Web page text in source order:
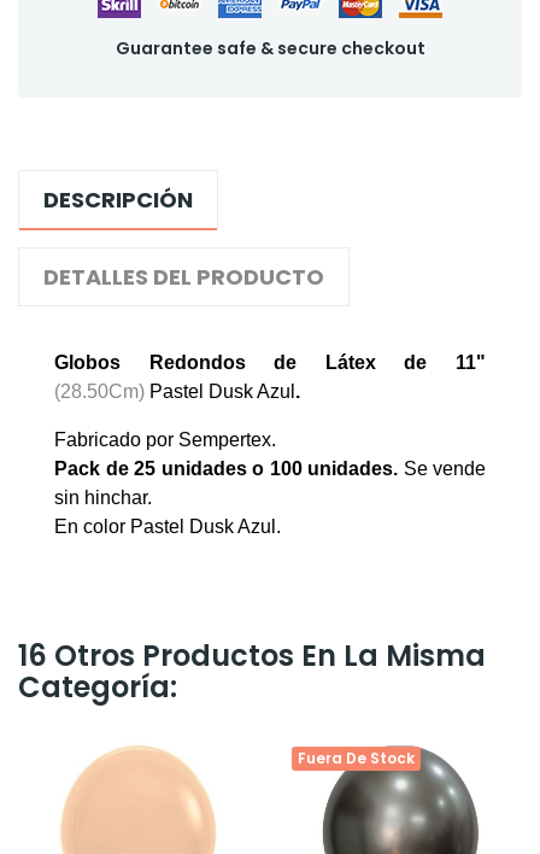
Guarantee safe & secure checkout
DESCRIPCIÓN
DETALLES DEL PRODUCTO
Globos Redondos de Látex de 11"
(28.50Cm) Pastel Dusk Azul .
Fabricado por Sempertex.
Pack de 25 unidades o 100 unidades. Se vende
sin hinchar.
En color Pastel Dusk Azul.
16 Otros Productos En La Misma
Categoría:
Fuera De Stock